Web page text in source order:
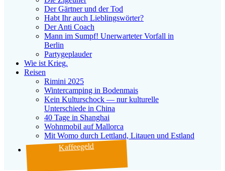
Der Gärtner und der Tod
Habt Ihr auch Lieblingswörter?
Der Anti Coach
Mann im Sumpf! Unerwarteter Vorfall in
Berlin
Partygeplauder
Wie ist Krieg.
Reisen
Rimini 2025
Wintercamping in Bodenmais
Kein Kulturschock — nur kulturelle
Unterschiede in China
40 Tage in Shanghai
Wohnmobil auf Mallorca
Mit Womo durch Lettland, Litauen und Estland
Kaffeegeld